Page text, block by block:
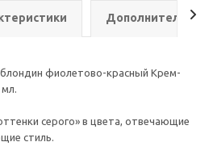
Дополнительно
фиолетово-красный Крем-
серого» в цвета, отвечающие
стиль.